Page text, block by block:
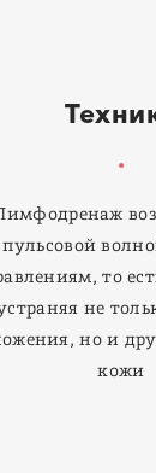
Пластическая
Инъекции
Флебология /
Специалист по
Контакты
О нас
Новости
+371
пульсовой
то
не
но и
кожи